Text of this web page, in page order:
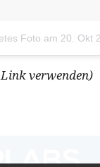
Foto am 20. Okt
verwenden)